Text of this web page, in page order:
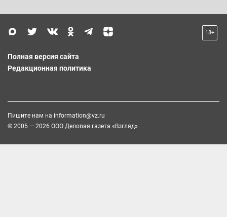
18+
Полная версия сайта
Редакционная политика
Пишите нам на information@vz.ru
© 2005 — 2026 ООО Деловая газета «Взгляд»